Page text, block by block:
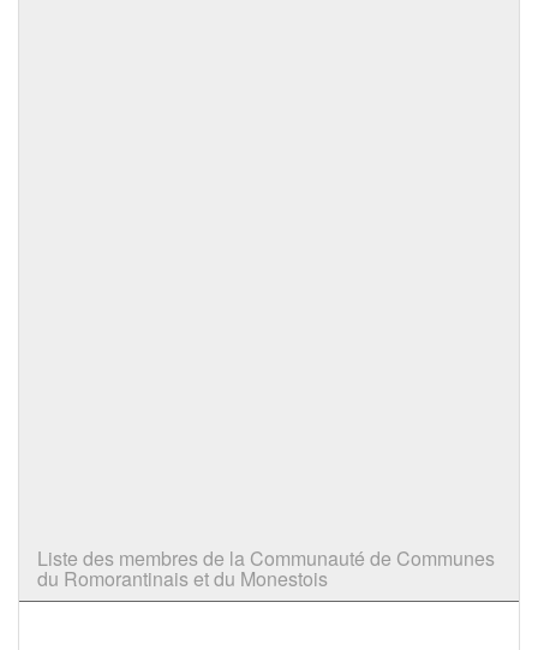
Liste des membres de la Communauté de Communes
du Romorantinais et du Monestois